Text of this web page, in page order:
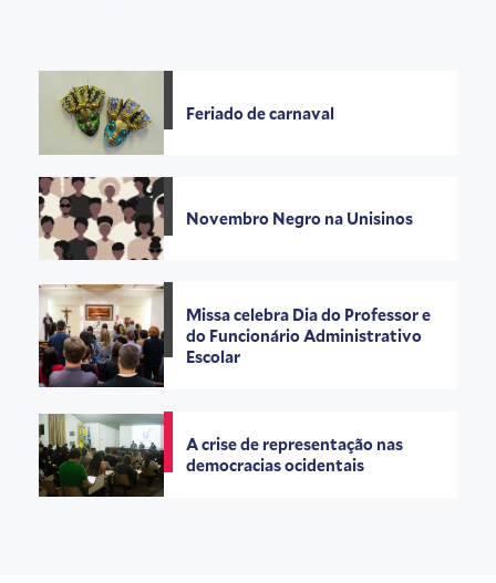
Feriado de carnaval
Novembro Negro na Unisinos
Missa celebra Dia do Professor e
do Funcionário Administrativo
Escolar
A crise de representação nas
democracias ocidentais